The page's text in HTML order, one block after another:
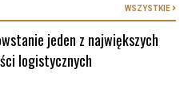
WSZYSTKIE
jeden z największych
logistycznych